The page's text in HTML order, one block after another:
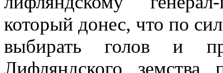
который донес, что по
выбирать голов и
Лифляндского земства